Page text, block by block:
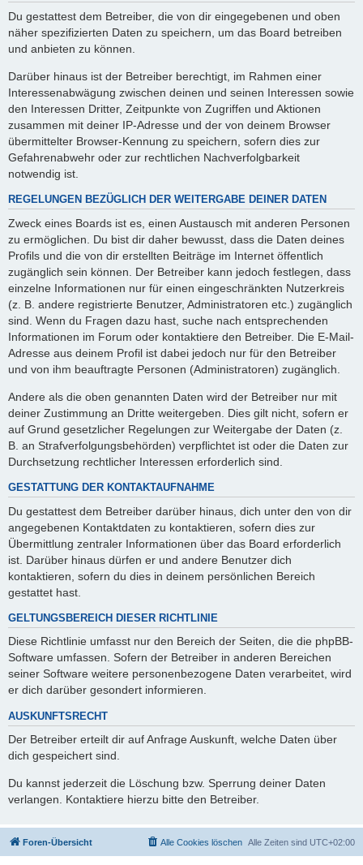
Du gestattest dem Betreiber, die von dir eingegebenen und oben
näher spezifizierten Daten zu speichern, um das Board betreiben
und anbieten zu können.
Darüber hinaus ist der Betreiber berechtigt, im Rahmen einer
Interessenabwägung zwischen deinen und seinen Interessen sowie
den Interessen Dritter, Zeitpunkte von Zugriffen und Aktionen
zusammen mit deiner IP-Adresse und der von deinem Browser
übermittelter Browser-Kennung zu speichern, sofern dies zur
Gefahrenabwehr oder zur rechtlichen Nachverfolgbarkeit
notwendig ist.
REGELUNGEN BEZÜGLICH DER WEITERGABE DEINER DATEN
Zweck eines Boards ist es, einen Austausch mit anderen Personen
zu ermöglichen. Du bist dir daher bewusst, dass die Daten deines
Profils und die von dir erstellten Beiträge im Internet öffentlich
zugänglich sein können. Der Betreiber kann jedoch festlegen, dass
einzelne Informationen nur für einen eingeschränkten Nutzerkreis
(z. B. andere registrierte Benutzer, Administratoren etc.) zugänglich
sind. Wenn du Fragen dazu hast, suche nach entsprechenden
Informationen im Forum oder kontaktiere den Betreiber. Die E-Mail-
Adresse aus deinem Profil ist dabei jedoch nur für den Betreiber
und von ihm beauftragte Personen (Administratoren) zugänglich.
Andere als die oben genannten Daten wird der Betreiber nur mit
deiner Zustimmung an Dritte weitergeben. Dies gilt nicht, sofern er
auf Grund gesetzlicher Regelungen zur Weitergabe der Daten (z.
B. an Strafverfolgungsbehörden) verpflichtet ist oder die Daten zur
Durchsetzung rechtlicher Interessen erforderlich sind.
GESTATTUNG DER KONTAKTAUFNAHME
Du gestattest dem Betreiber darüber hinaus, dich unter den von dir
angegebenen Kontaktdaten zu kontaktieren, sofern dies zur
Übermittlung zentraler Informationen über das Board erforderlich
ist. Darüber hinaus dürfen er und andere Benutzer dich
kontaktieren, sofern du dies in deinem persönlichen Bereich
gestattet hast.
GELTUNGSBEREICH DIESER RICHTLINIE
Diese Richtlinie umfasst nur den Bereich der Seiten, die die phpBB-
Software umfassen. Sofern der Betreiber in anderen Bereichen
seiner Software weitere personenbezogene Daten verarbeitet, wird
er dich darüber gesondert informieren.
AUSKUNFTSRECHT
Der Betreiber erteilt dir auf Anfrage Auskunft, welche Daten über
dich gespeichert sind.
Du kannst jederzeit die Löschung bzw. Sperrung deiner Daten
verlangen. Kontaktiere hierzu bitte den Betreiber.
Foren-Übersicht Alle Zeiten sind UTC+02:00
Alle Cookies löschen